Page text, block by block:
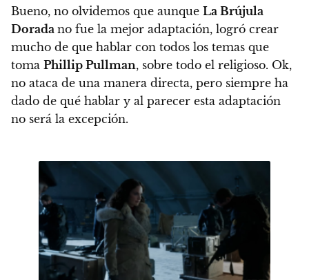
Bueno, no olvidemos que aunque La Brújula
Dorada no fue la mejor adaptación, logró crear
mucho de que hablar con todos los temas que
toma Phillip Pullman, sobre todo el religioso. Ok,
no ataca de una manera directa, pero siempre ha
dado de qué hablar y al parecer esta adaptación
no será la excepción.